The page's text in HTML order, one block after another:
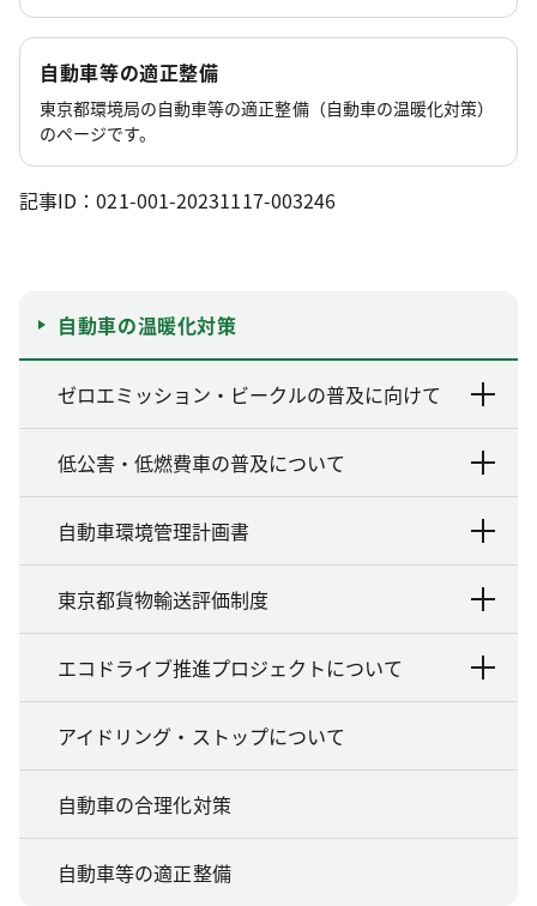
自動車等の適正整備
東京都環境局の自動車等の適正整備（自動車の温暖化対策）
のページです。
記事ID：021-001-20231117-003246
自動車の温暖化対策
ゼロエミッション・ビークルの普及に向けて
低公害・低燃費車の普及について
自動車環境管理計画書
東京都貨物輸送評価制度
エコドライブ推進プロジェクトについて
アイドリング・ストップについて
自動車の合理化対策
自動車等の適正整備